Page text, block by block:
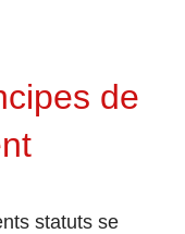
de
statuts se